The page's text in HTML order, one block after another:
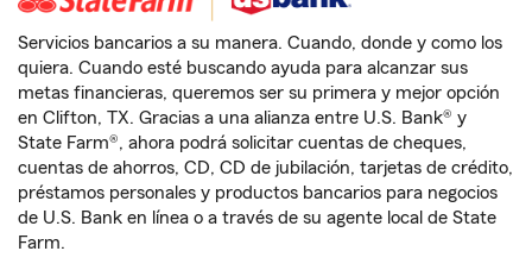
Servicios bancarios a su manera. Cuando, donde y como los
quiera. Cuando esté buscando ayuda para alcanzar sus
metas financieras, queremos ser su primera y mejor opción
en Clifton, TX. Gracias a una alianza entre U.S. Bank® y
State Farm®, ahora podrá solicitar cuentas de cheques,
cuentas de ahorros, CD, CD de jubilación, tarjetas de crédito,
préstamos personales y productos bancarios para negocios
de U.S. Bank en línea o a través de su agente local de State
Farm.